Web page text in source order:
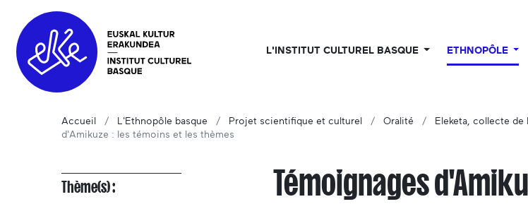
L'INSTITUT CULTUREL BASQUE ETHNOPÔLE
Accueil L'Ethnopôle basque Projet scientifique et culturel Oralité Eleketa, collecte de
d'Amikuze : les témoins et les thèmes
Thème(s) : Témoignages